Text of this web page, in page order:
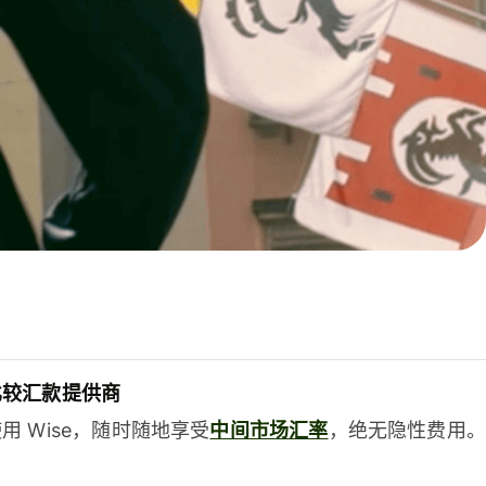
汇款提供商
Wise，随时随地享受中间市场汇率，绝无隐性费用。